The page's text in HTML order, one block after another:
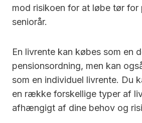
mod risikoen for at løbe tør for
seniorår.
En livrente kan købes som en
pensionsordning, men kan
som en individuel livrente. Du
en række forskellige typer af
afhængigt af dine behov og